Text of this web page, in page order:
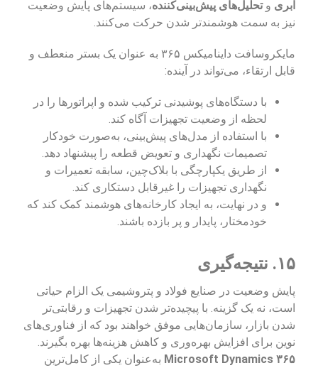
ابری وتحلیل‌های پیش‌بینی‌کننده، سیستم‌های پایش وضعیت
نیز به سمت هوشمندتر شدن حرکت می‌کنند.
مایکروسافت داینامیکس ۳۶۵ به عنوان یک بستر منعطف و
قابل ارتقاء، می‌تواند در آینده:
با دستگاه‌های پوشیدنی ترکیب شده و اپراتورها را در
لحظه از وضعیت تجهیزات آگاه کند.
با استفاده از مدل‌های پیش‌بینی، به‌صورت خودکار
تصمیمات نگهداری و تعویض قطعه را پیشنهاد دهد.
از طریق یکپارچگی با بلاک‌چین، سابقه تعمیرات و
نگهداری تجهیزات را غیرقابل دستکاری کند.
و در نهایت، به ایجاد کارخانه‌های هوشمند کمک کند که
خودمختار، پایدار و پر بازده باشند.
۱۵. نتیجه‌گیری
پایش وضعیت در صنایع فولاد و پتروشیمی یک الزام حیاتی
است، نه یک گزینه. با پیچیده‌تر شدن تجهیزات و رقابتی‌تر
شدن بازار، سازمان‌هایی موفق خواهند بود که از فناوری‌های
نوین برای افزایش بهره‌وری و کاهش هزینه‌ها بهره بگیرند.
Microsoft Dynamics ۳۶۵ به‌عنوان یکی از کامل‌ترین